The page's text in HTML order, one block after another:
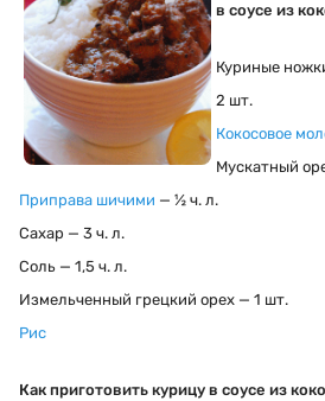
в соусе из
Куриные
2 шт.
Кокосовое
Мускатный
Приправа шичими — ½ ч. л.
Сахар — 3 ч. л.
Соль — 1,5 ч. л.
Измельченный грецкий орех — 1 шт.
Рис
Как приготовить курицу в соусе из